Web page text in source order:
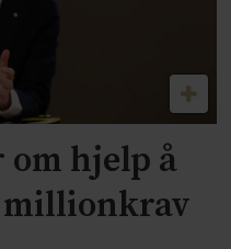
hjelp å
millionkrav